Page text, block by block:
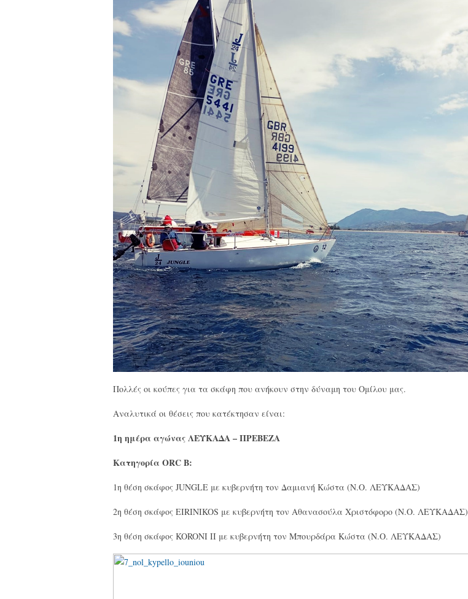
Πολλές οι κούπες για τα σκάφη που ανήκουν στην δύναμη του Ομίλου μας.
Αναλυτικά οι θέσεις που κατέκτησαν είναι:
1η ημέρα αγώνας ΛΕΥΚΑΔΑ – ΠΡΕΒΕΖΑ
Κατηγορία ORC B:
1η θέση σκάφος JUNGLE με κυβερνήτη τον Δαμιανή Κώστα (N.O. ΛΕΥΚΑΔΑΣ)
2η θέση σκάφος EIRINIKOS με κυβερνήτη τον Αθανασούλα Χριστόφορο (N.O. ΛΕΥΚΑΔΑΣ)
3η θέση σκάφος KORONI II με κυβερνήτη τον Μπουρδάρα Κώστα (N.O. ΛΕΥΚΑΔΑΣ)